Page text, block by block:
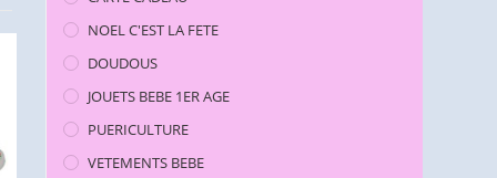
NOEL C'EST LA FETE
DOUDOUS
JOUETS BEBE 1ER AGE
PUERICULTURE
VETEMENTS BEBE